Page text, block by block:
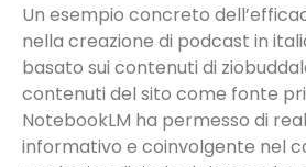
Un esempio concreto
nella creazione di podcast in
basato sui contenuti di
contenuti del sito come fonte
NotebookLM ha permesso di
informativo e coinvolgente nel